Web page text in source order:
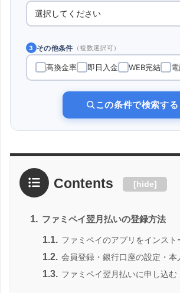
3 その他条件 （複数選択可）
高換金率 即日入金 WEB完結
この条件で検索する
Contents [hide]
1. ファミペイ翌月払いの登録方法
1.1. ファミペイのアプリをインスト
1.2. 会員登録・銀行口座の設定・本
1.3. ファミペイ翌月払いに申し込む